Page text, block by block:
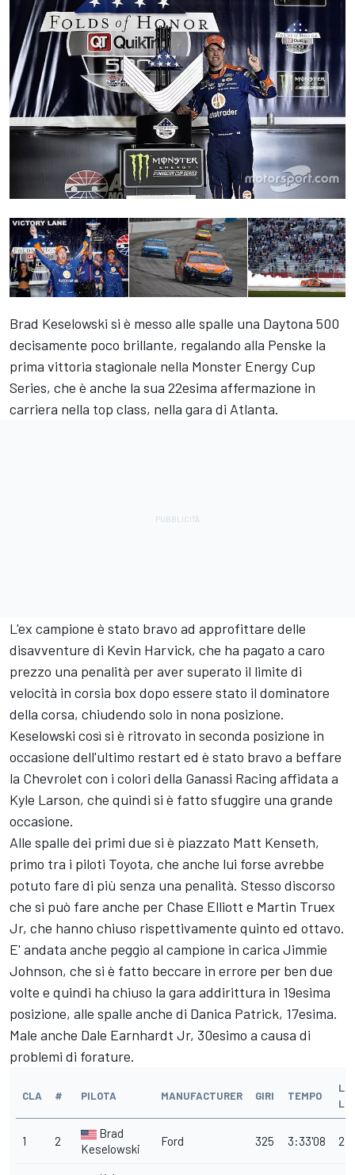
Brad Keselowski si è messo alle spalle una Daytona 500
decisamente poco brillante, regalando alla Penske la
prima vittoria stagionale nella Monster Energy Cup
Series, che è anche la sua 22esima affermazione in
carriera nella top class, nella gara di Atlanta.
L'ex campione è stato bravo ad approfittare delle
disavventure di Kevin Harvick, che ha pagato a caro
prezzo una penalità per aver superato il limite di
velocità in corsia box dopo essere stato il dominatore
della corsa, chiudendo solo in nona posizione.
Keselowski così si è ritrovato in seconda posizione in
occasione dell'ultimo restart ed è stato bravo a beffare
la Chevrolet con i colori della Ganassi Racing affidata a
Kyle Larson, che quindi si è fatto sfuggire una grande
occasione.
Alle spalle dei primi due si è piazzato Matt Kenseth,
primo tra i piloti Toyota, che anche lui forse avrebbe
potuto fare di più senza una penalità. Stesso discorso
che si può fare anche per Chase Elliott e Martin Truex
Jr, che hanno chiuso rispettivamente quinto ed ottavo.
E' andata anche peggio al campione in carica Jimmie
Johnson, che si è fatto beccare in errore per ben due
volte e quindi ha chiuso la gara addirittura in 19esima
posizione, alle spalle anche di Danica Patrick, 17esima.
Male anche Dale Earnhardt Jr, 30esimo a causa di
problemi di forature.
CLA # PILOTA MANUFACTURER GIRI TEMPO
1 2
Brad
Keselowski
Ford 325 3:33'08 21